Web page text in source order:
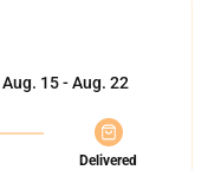
Aug. 15 - Aug. 22
Delivered